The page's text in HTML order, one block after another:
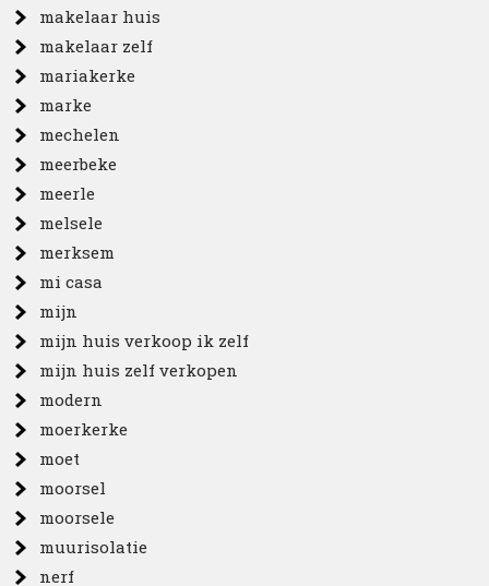
makelaar huis
makelaar zelf
mariakerke
marke
mechelen
meerbeke
meerle
melsele
merksem
mi casa
mijn
mijn huis verkoop ik zelf
mijn huis zelf verkopen
modern
moerkerke
moet
moorsel
moorsele
muurisolatie
nerf